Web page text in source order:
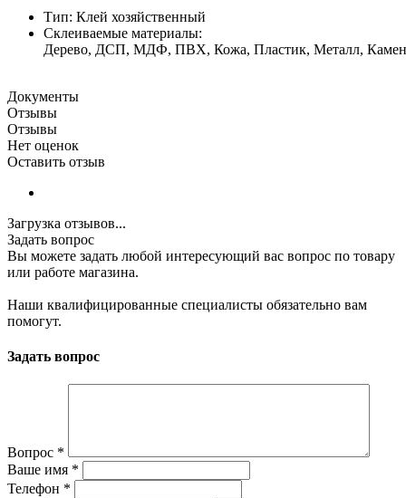
Тип: Клей хозяйственный
Склеиваемые материалы:
Дерево, ДСП, МДФ, ПВХ, Кожа, Пластик, Металл,
Документы
Отзывы
Отзывы
Нет оценок
Оставить отзыв
Загрузка отзывов...
Задать вопрос
Вы можете задать любой интересующий вас вопрос по товару
или работе магазина.
Наши квалифицированные специалисты обязательно вам
помогут.
Задать вопрос
Вопрос *
Ваше имя *
Телефон *